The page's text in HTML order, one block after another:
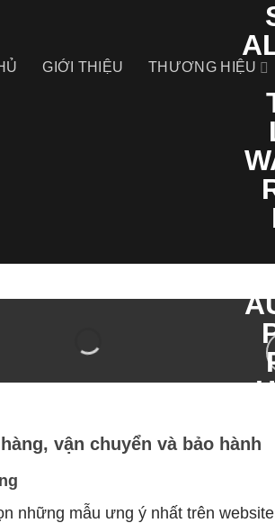
GIỚI THIỆU THƯƠNG HIỆU
vận chuyển và bảo hành
những mẫu ưng ý nhất trên website